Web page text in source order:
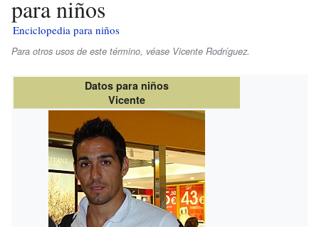
para niños
Enciclopedia para niños
Para otros usos de este término, véase Vicente Rodríguez.
Datos para niños
Vicente